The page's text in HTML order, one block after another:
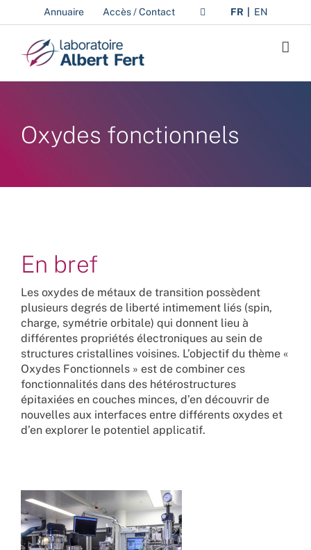
au
contenu
Annuaire Accès / Contact FR EN
Oxydes fonctionnels
En bref
Les oxydes de métaux de transition possèdent
plusieurs degrés de liberté intimement liés (spin,
charge, symétrie orbitale) qui donnent lieu à
différentes propriétés électroniques au sein de
structures cristallines voisines. L’objectif du thème «
Oxydes Fonctionnels » est de combiner ces
fonctionnalités dans des hétérostructures
épitaxiées en couches minces, d’en découvrir de
nouvelles aux interfaces entre différents oxydes et
d’en explorer le potentiel applicatif.